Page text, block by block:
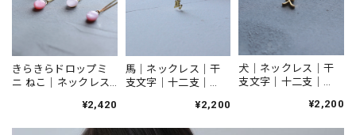
きらきらドロップミ
ニ ねこ｜ネックレス
¥2,420
馬｜ネックレス｜干
支文字｜十二支｜
¥2,200
犬｜ネックレス｜干
支文字｜十二支｜
¥2,200